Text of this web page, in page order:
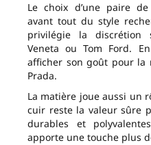
Le choix d’une paire
avant tout du style
privilégie la discrétion
Veneta ou Tom Ford.
afficher son goût pour la
Prada.
La matière joue aussi un
cuir reste la valeur sûre
durables et
apporte une touche plus